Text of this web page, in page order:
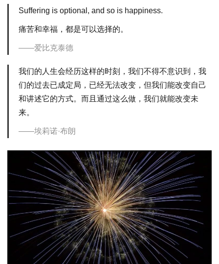
Suffering is optional, and so is happiness.
痛苦和幸福，都是可以选择的。
爱比克泰德
我们的人生会经历这样的时刻，我们不得不意识到，我
们的过去已成定局，已经无法改变，但我们能改变自己
和讲述它的方式。而且通过这么做，我们就能改变未
来。
埃莉诺·布朗